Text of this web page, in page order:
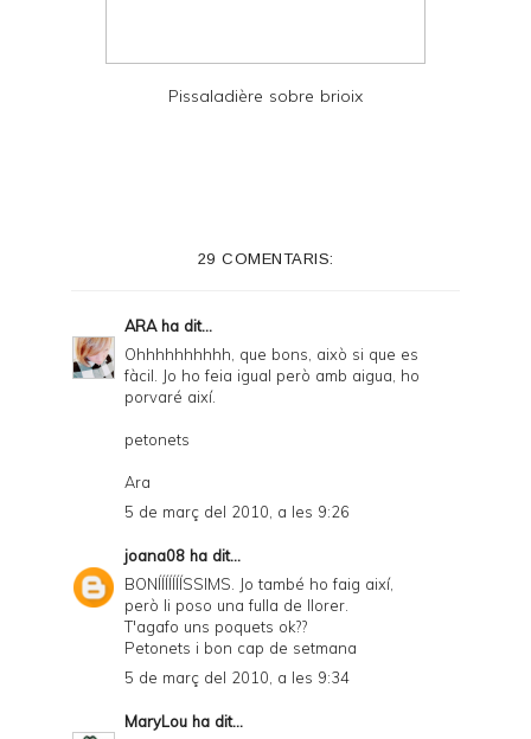
Pissaladière sobre brioix
29 COMENTARIS:
ARAha dit...
Ohhhhhhhhhh, que bons, això si que es
fàcil. Jo ho feia igual però amb aigua, ho
porvaré així.
petonets
Ara
5 de març del 2010, a les 9:26
joana08 ha dit...
BONÍÍÍÍÍÍÍSSIMS. Jo també ho faig així,
però li poso una fulla de llorer.
T'agafo uns poquets ok??
Petonets i bon cap de setmana
5 de març del 2010, a les 9:34
MaryLou ha dit...